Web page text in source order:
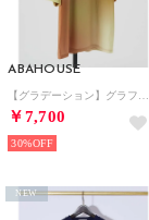
ABAHOUSE
￥7,700
30%
NEW